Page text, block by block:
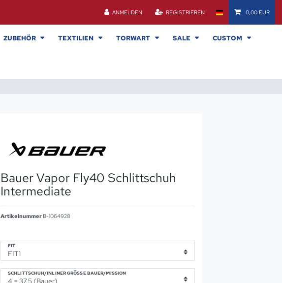
ANMELDEN REGISTRIEREN 0,00 EUR
ZUBEHÖR TEXTILIEN TORWART SALE CUSTOM
Bauer Vapor Fly40 Schlittschuh
Intermediate
Artikelnummer B-1064928
FIT
SCHLITTSCHUH/INLINER GRÖSSE BAUER/MISSION